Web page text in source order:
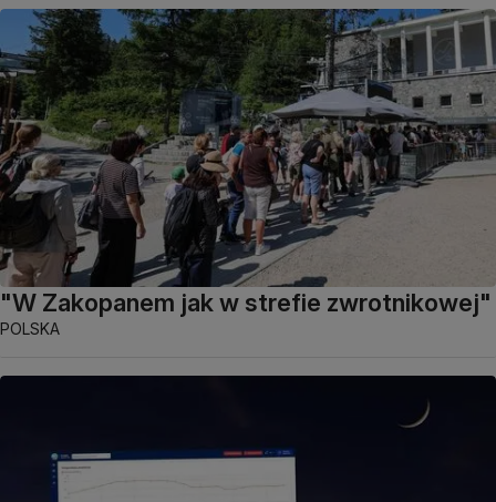
"W Zakopanem jak w strefie zwrotnikowej"
POLSKA